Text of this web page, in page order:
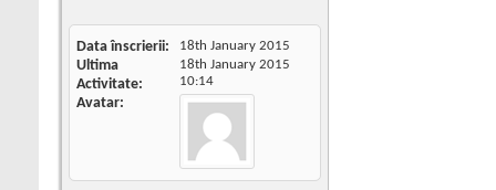
Data înscrierii 18th January 2015
Ultima
Activitate
18th January 2015
10:14
Avatar